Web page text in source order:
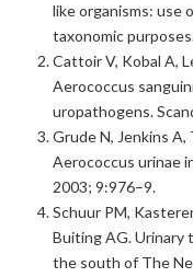
like organisms: use
taxonomic
Cattoir V, Kobal A,
Aerococcus
uropathogens.
Grude N, Jenkins
Aerococcus urinae
2003; 9:976–9.
Schuur PM,
Buiting AG. Urinary
the south of The